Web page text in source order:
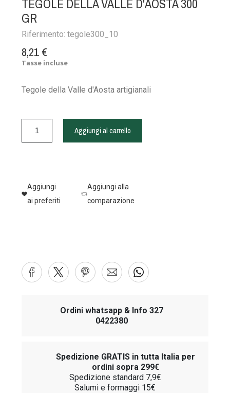
TEGOLE DELLA VALLE D'AOSTA 300
GR
Riferimento:tegole300_10
8,21 €
Tasse incluse
Tegole della Valle d'Aosta artigianali
Aggiungi al carrello
Aggiungi
ai preferiti
Aggiungi alla
comparazione
Ordini whatsapp & Info 327
0422380
Spedizione GRATIS in tutta Italia per
ordini sopra 299€
Spedizione standard 7,9€
Salumi e formaggi 15€